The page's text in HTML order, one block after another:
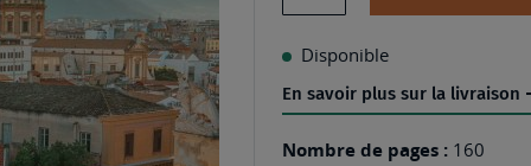
Disponible
En savoir plus sur la livraison
Nombre de pages : 160